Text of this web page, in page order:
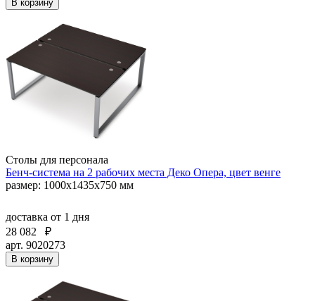
В корзину
Столы для персонала
Бенч-система на 2 рабочих места Деко Опера, цвет венге
размер: 1000х1435х750 мм
доставка от 1 дня
28 082
₽
арт. 9020273
В корзину